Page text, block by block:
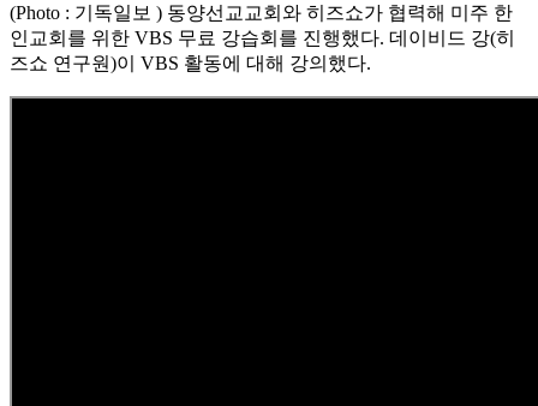
(Photo : 기독일보 ) 동양선교교회와 히즈쇼가 협력해 미주 한
인교회를 위한 VBS 무료 강습회를 진행했다. 데이비드 강(히
즈쇼 연구원)이 VBS 활동에 대해 강의했다.